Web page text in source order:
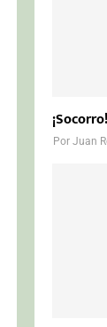
PorJuan